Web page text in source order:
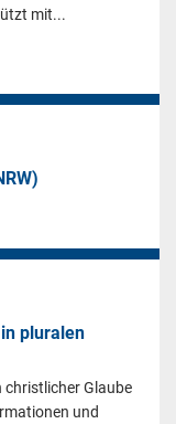
mit...
pluralen
christlicher Glaube
und